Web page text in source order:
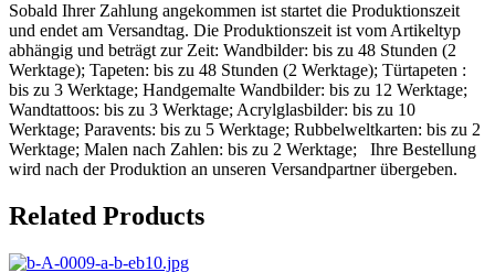
Sobald Ihrer Zahlung angekommen ist startet die Produktionszeit
und endet am Versandtag. Die Produktionszeit ist vom Artikeltyp
abhängig und beträgt zur Zeit: Wandbilder: bis zu 48 Stunden (2
Werktage); Tapeten: bis zu 48 Stunden (2 Werktage); Türtapeten :
bis zu 3 Werktage; Handgemalte Wandbilder: bis zu 12 Werktage;
Wandtattoos: bis zu 3 Werktage; Acrylglasbilder: bis zu 10
Werktage; Paravents: bis zu 5 Werktage; Rubbelweltkarten: bis zu 2
Werktage; Malen nach Zahlen: bis zu 2 Werktage; Ihre Bestellung
wird nach der Produktion an unseren Versandpartner übergeben.
Related Products